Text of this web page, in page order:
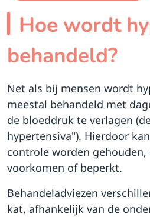
Hoe wordt
behandeld?
Net als bij mensen wordt
meestal behandeld met
de bloeddruk te verlagen
hypertensiva"). Hierdoor
controle worden
voorkomen of beperkt.
Behandeladviezen
kat, afhankelijk van de